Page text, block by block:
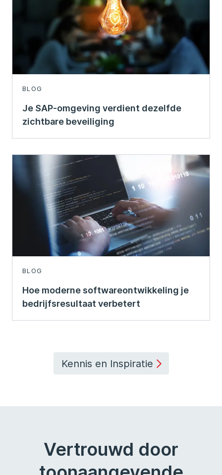
BLOG
Je SAP-omgeving verdient dezelfde
zichtbare beveiliging
BLOG
Hoe moderne softwareontwikkeling je
bedrijfsresultaat verbetert
Kennis en Inspiratie
Vertrouwd door